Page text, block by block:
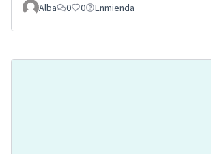
Alba
0 0 Enmienda